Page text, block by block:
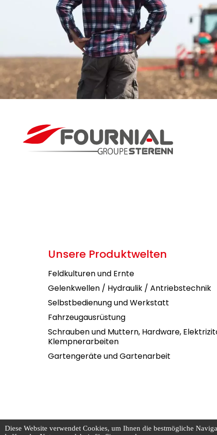
Unsere Produktwelten
Feldkulturen und Ernte
Gelenkwellen / Hydraulik / Antriebstechnik
Selbstbedienung und Werkstatt
Fahrzeugausrüstung
Schrauben und Muttern, Hardware,
Klempnerarbeiten
Gartengeräte und Gartenarbeit
Diese Website verwendet Cookies, um Ihnen die bestmögliche